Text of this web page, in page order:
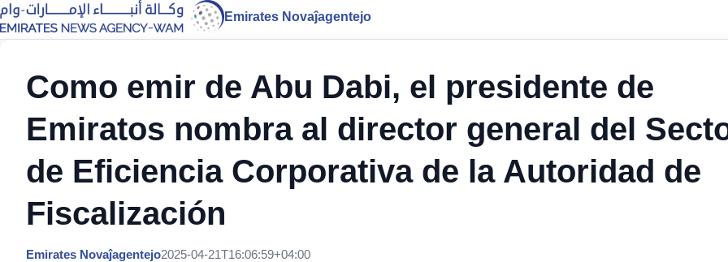
Emirates Novaĵagentejo
Como emir de Abu Dabi, el presidente de
Emiratos nombra al director general del
de Eficiencia Corporativa de la Autoridad de
Fiscalización
Emirates Novaĵagentejo2025-04-21T16:06:59+04:00